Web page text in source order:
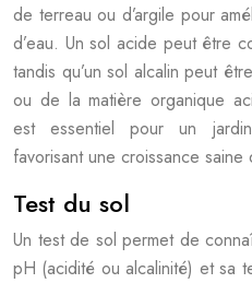
de terreau ou d’argile pour
d’eau. Un sol acide peut être
tandis qu’un sol alcalin peut
ou de la matière organique
est essentiel pour un
favorisant une croissance saine
Test du sol
Un test de sol permet de
pH (acidité ou alcalinité) et sa